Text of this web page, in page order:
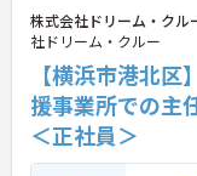
株式会社ドリーム・クル
社ドリーム・クルー
【横浜市港北
援事業所での主
＜正社員＞